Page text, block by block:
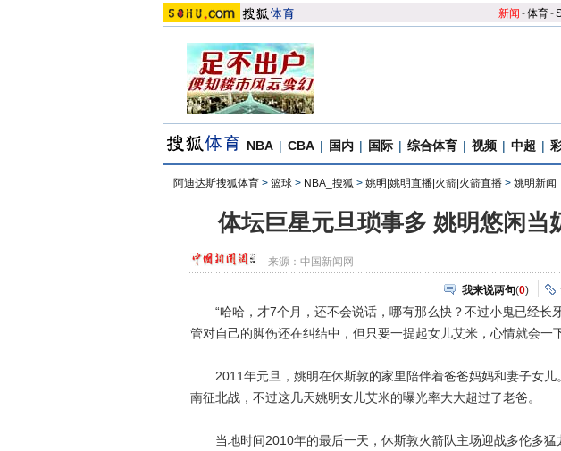
新闻 -体育-
NBA | CBA | 国内 | 国际 | 综合体育 | 视频 | 中超 |
阿迪达斯搜狐体育 > 篮球 > NBA_搜狐 > 姚明|姚明直播|火箭|火箭直播 > 姚明新闻
体坛巨星元旦琐事多 姚明悠闲当
来源： 中国新闻网
我来说两句(0)
“哈哈，才7个月，还不会说话，哪有那么快？不过小鬼已经长
管对自己的脚伤还在纠结中，但只要一提起女儿艾米，心情就会一
2011年元旦，姚明在休斯敦的家里陪伴着爸爸妈妈和妻子女儿
南征北战，不过这几天姚明女儿艾米的曝光率大大超过了老爸。
当地时间2010年的最后一天，休斯敦火箭队主场迎战多伦多猛